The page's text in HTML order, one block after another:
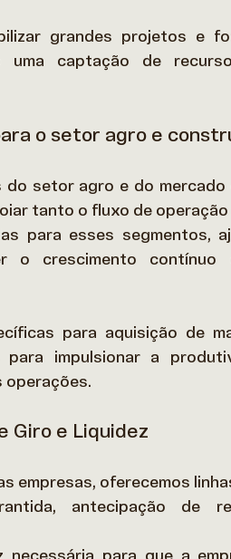
grandes projetos e
uma captação de
o setor agro e
do setor agro e do
tanto o fluxo de
para esses segmentos,
o crescimento contínuo
para aquisição de
impulsionar a
Giro e Liquidez
empresas, oferecemos
antecipação de